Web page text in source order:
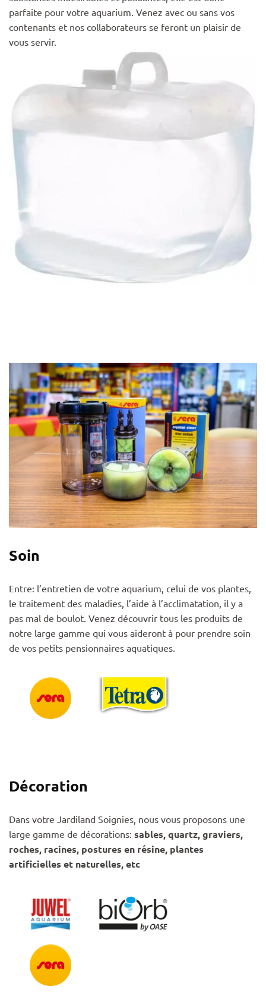
parfaite pour votre aquarium. Venez avec ou sans vos
contenants et nos collaborateurs se feront un plaisir de
vous servir.
Soin
Entre: l’entretien de votre aquarium, celui de vos plantes,
le traitement des maladies, l’aide à l’acclimatation, il y a
pas mal de boulot. Venez découvrir tous les produits de
notre large gamme qui vous aideront à pour prendre soin
de vos petits pensionnaires aquatiques.
Décoration
Dans votre Jardiland Soignies, nous vous proposons une
large gamme de décorations: sables, quartz, graviers,
roches, racines, postures en résine, plantes
artificielles et naturelles, etc